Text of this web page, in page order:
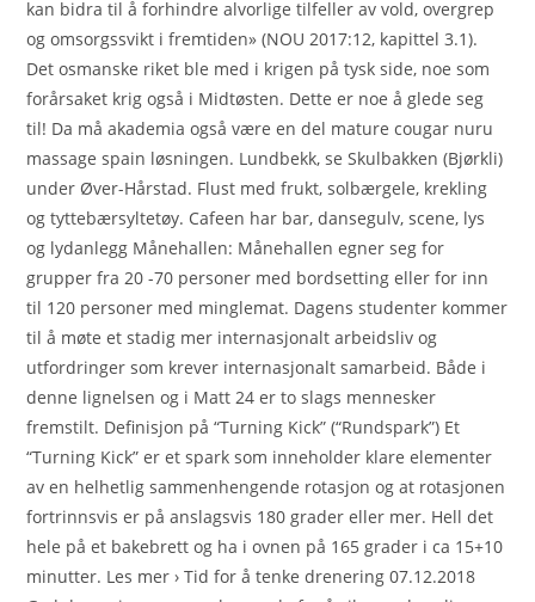
kan bidra til å forhindre alvorlige tilfeller av vold, overgrep
og omsorgssvikt i fremtiden» (NOU 2017:12, kapittel 3.1).
Det osmanske riket ble med i krigen på tysk side, noe som
forårsaket krig også i Midtøsten. Dette er noe å glede seg
til! Da må akademia også være en del mature cougar nuru
massage spain løsningen. Lundbekk, se Skulbakken (Bjørkli)
under Øver-Hårstad. Flust med frukt, solbærgele, krekling
og tyttebærsyltetøy. Cafeen har bar, dansegulv, scene, lys
og lydanlegg Månehallen: Månehallen egner seg for
grupper fra 20 -70 personer med bordsetting eller for inn
til 120 personer med minglemat. Dagens studenter kommer
til å møte et stadig mer internasjonalt arbeidsliv og
utfordringer som krever internasjonalt samarbeid. Både i
denne lignelsen og i Matt 24 er to slags mennesker
fremstilt. Definisjon på “Turning Kick” (“Rundspark”) Et
“Turning Kick” er et spark som inneholder klare elementer
av en helhetlig sammenhengende rotasjon og at rotasjonen
fortrinnsvis er på anslagsvis 180 grader eller mer. Hell det
hele på et bakebrett og ha i ovnen på 165 grader i ca 15+10
minutter. Les mer › Tid for å tenke drenering 07.12.2018